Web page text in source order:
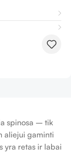
spinosa – tik
aliejui gaminti
yra retas ir labai